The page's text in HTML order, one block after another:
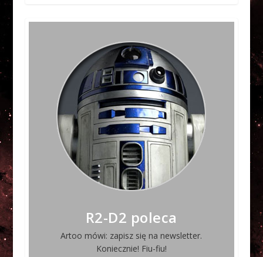
R2-D2 poleca
Artoo mówi: zapisz się na newsletter.
Koniecznie! Fiu-fiu!